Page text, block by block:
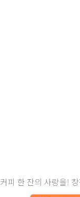
커피 한 잔의 사랑을!